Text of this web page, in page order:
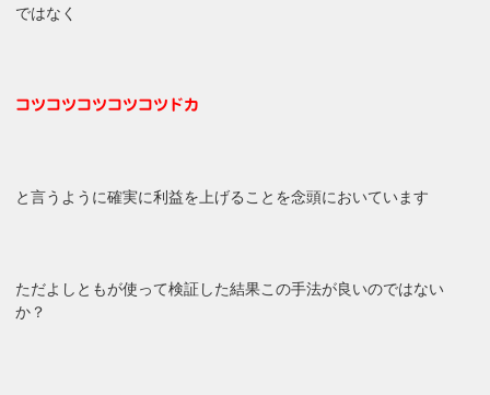
ではなく
コツコツコツコツコツドカ
と言うように確実に利益を上げることを念頭においています
ただよしともが使って検証した結果この手法が良いのではない
か？